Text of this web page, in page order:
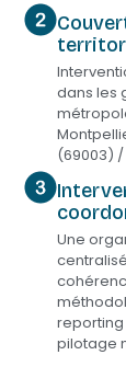
dans les
(69003) /
Une
pilotage